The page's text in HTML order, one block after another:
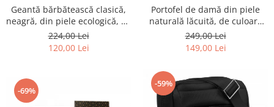
Geantă bărbătească clasică,
neagră, din piele ecologică, cu
fermoar - Rovicky PTR-R-SDR-
01-1631 BLACK
224,00 Lei
120,00 Lei
Portofel de damă din piele
naturală lăcuită, de culoare
bej, cu închidere cu capsă -
Peterson
249,00 Lei
149,00 Lei
-69%
-59%